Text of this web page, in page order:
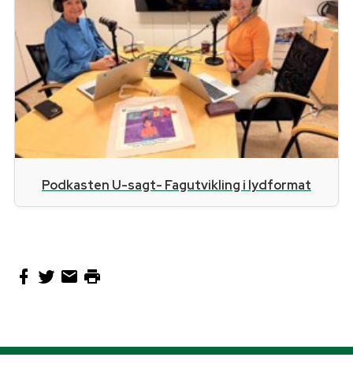
Podkasten U-sagt- Fagutvikling i lydformat